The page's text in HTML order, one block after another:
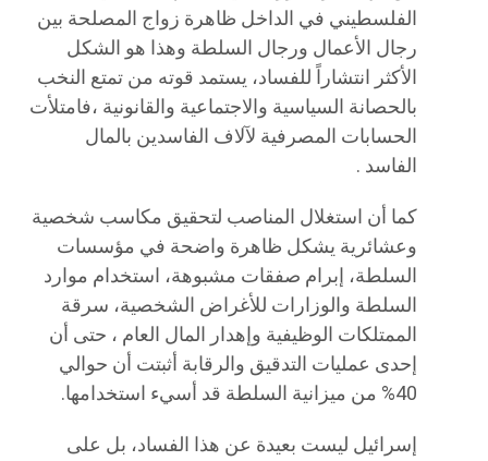
الفلسطيني في الداخل ظاهرة زواج المصلحة بين
رجال الأعمال ورجال السلطة وهذا هو الشكل
الأكثر انتشاراً للفساد، يستمد قوته من تمتع النخب
بالحصانة السياسية والاجتماعية والقانونية ،فامتلأت
الحسابات المصرفية لآلاف الفاسدين بالمال
الفاسد .
كما أن استغلال المناصب لتحقيق مكاسب شخصية
وعشائرية يشكل ظاهرة واضحة في مؤسسات
السلطة، إبرام صفقات مشبوهة، استخدام موارد
السلطة والوزارات للأغراض الشخصية، سرقة
الممتلكات الوظيفية وإهدار المال العام ، حتى أن
إحدى عمليات التدقيق والرقابة أثبتت أن حوالي
40% من ميزانية السلطة قد أسيء استخدامها.
إسرائيل ليست بعيدة عن هذا الفساد، بل على